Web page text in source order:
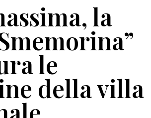
la
le
della villa